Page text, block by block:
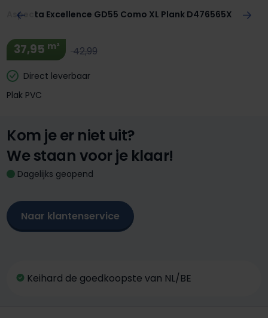
Aspecta Excellence GD55 Como XL Plank D476565X
37,95 m² 42,99
Direct leverbaar
Plak PVC
Kom je er niet uit?
We staan voor je klaar!
Dagelijks geopend
Naar klantenservice
Keihard de goedkoopste van NL/BE